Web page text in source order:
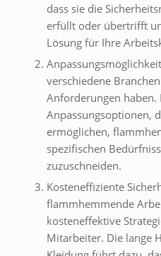
dass sie die
erfüllt oder übertrifft
Lösung für Ihre
verschiedene
Anforderungen
Anpassungsoptionen,
ermöglichen,
spezifischen
zuzuschneiden.
Kosteneffiziente
flammhemmende
kosteneffektive
Mitarbeiter. Die lange